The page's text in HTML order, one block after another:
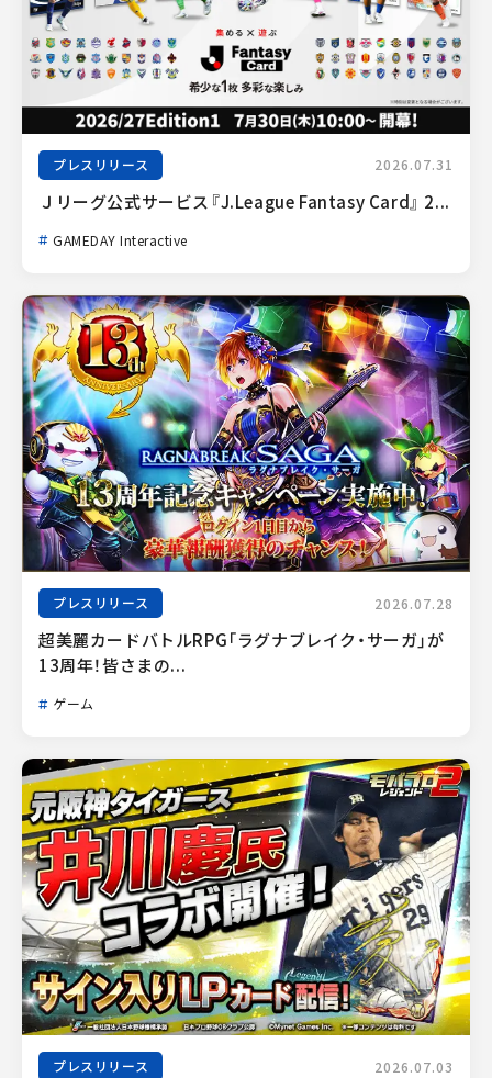
プレスリリース 2026.07.31
Ｊリーグ公式サービス『J.League Fantasy Card』 2...
GAMEDAY Interactive
プレスリリース 2026.07.28
超美麗カードバトルRPG「ラグナブレイク・サーガ」が
13周年！皆さまの...
ゲーム
プレスリリース 2026.07.03